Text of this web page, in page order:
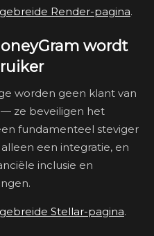
Render-pagina.
wordt
worden geen klant van
— ze beveiligen het
fundamenteel steviger
een integratie, en
inclusie en
Stellar-pagina.